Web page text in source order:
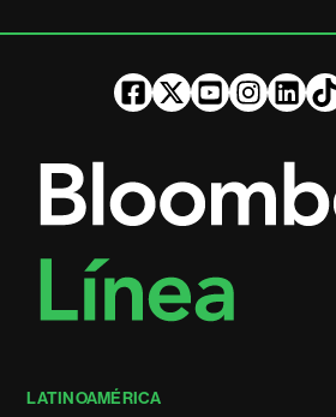
LATINOAMÉRICA